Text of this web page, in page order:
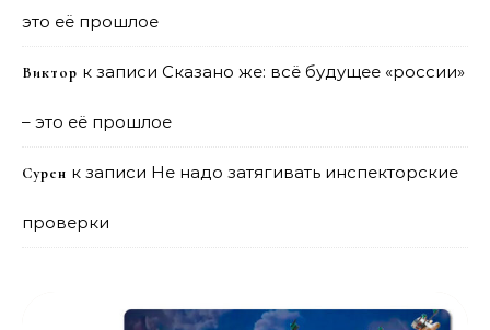
это её прошлое
Виктор к записи Сказано же: всё будущее «россии»
– это её прошлое
Сурен к записи Не надо затягивать инспекторские
проверки